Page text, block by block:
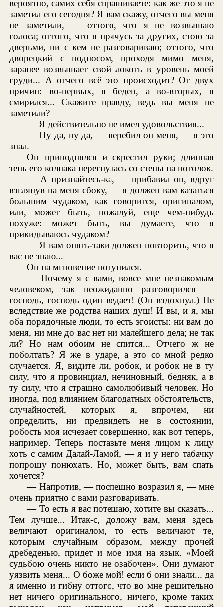
вероятно, самих себя спрашиваете: как же это я не
заметил его сегодня? Я вам скажу, отчего вы меня
не заметили, — оттого, что я не возвышаю
голоса; оттого, что я прячусь за других, стою за
дверьми, ни с кем не разговариваю; оттого, что
дворецкий с подносом, проходя мимо меня,
заранее возвышает свой локоть в уровень моей
груди... А отчего всё это происходит? От двух
причин: во-первых, я беден, а во-вторых, я
смирился... Скажите правду, ведь вы меня не
заметили?
— Я действительно не имел удовольствия...
— Ну да, ну да, — перебил он меня, — я это
знал.
Он приподнялся и скрестил руки; длинная
тень его колпака перегнулась со стены на потолок.
— А признайтесь-ка, — прибавил он, вдруг
взглянув на меня сбоку, — я должен вам казаться
большим чудаком, как говорится, оригиналом,
или, может быть, пожалуй, еще чем-нибудь
похуже: может быть, вы думаете, что я
прикидываюсь чудаком?
— Я вам опять-таки должен повторить, что я
вас не знаю...
Он на мгновение потупился.
— Почему я с вами, вовсе мне незнакомым
человеком, так неожиданно разговорился —
господь, господь один ведает! (Он вздохнул.) Не
вследствие же родства наших душ! И вы, и я, мы
оба порядочные люди, то есть эгоисты: ни вам до
меня, ни мне до вас нет ни малейшего дела; не так
ли? Но нам обоим не спится... Отчего ж не
поболтать? Я же в ударе, а это со мной редко
случается. Я, видите ли, робок, и робок не в ту
силу, что я провинциал, нечиновный, бедняк, а в
ту силу, что я страшно самолюбивый человек. Но
иногда, под влиянием благодатных обстоятельств,
случайностей, которых я, впрочем, ни
определить, ни предвидеть не в состоянии,
робость моя исчезает совершенно, как вот теперь,
например. Теперь поставьте меня лицом к лицу
хоть с самим Далай-Ламой, — я и у него табачку
попрошу понюхать. Но, может быть, вам спать
хочется?
— Напротив, — поспешно возразил я, — мне
очень приятно с вами разговаривать.
— То есть я вас потешаю, хотите вы сказать...
Тем лучше... Итак-с, доложу вам, меня здесь
величают оригиналом, то есть величают те,
которым случайным образом, между прочей
дребеденью, придет и мое имя на язык. «Моей
судьбою очень никто не озабочен». Они думают
уязвить меня... О боже мой! если б они знали... да
я именно и гибну оттого, что во мне решительно
нет ничего оригинального, ничего, кроме таких